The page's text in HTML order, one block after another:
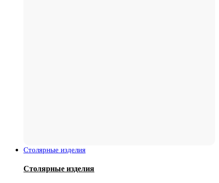
Столярные изделия
Столярные изделия